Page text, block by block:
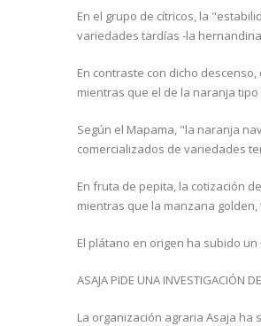
En el grupo de cítricos, la
variedades tardías -la
En contraste con dicho
mientras que el de la naranja tipo
Según el Mapama, "la naranja
comercializados de variedades
En fruta de pepita, la cotización
mientras que la manzana golden,
El plátano en origen ha subido un
ASAJA PIDE UNA INVESTIGACIÓN
La organización agraria Asaja ha